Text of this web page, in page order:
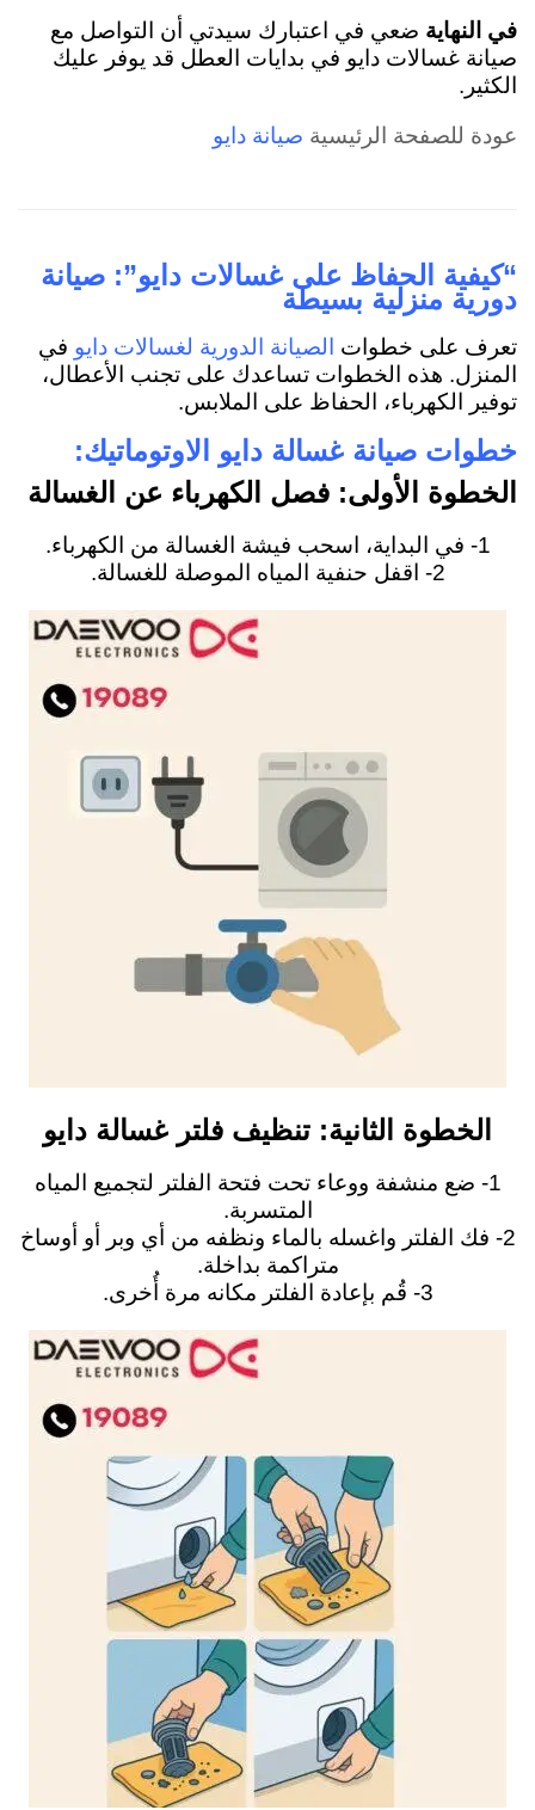
في النهاية ضعي في اعتبارك سيدتي أن التواصل مع
صيانة غسالات دايو في بدايات العطل قد يوفر عليك
الكثير.
عودة للصفحة الرئيسية صيانة دايو
“كيفية الحفاظ على غسالات دايو”: صيانة
دورية منزلية بسيطة
تعرف على خطوات الصيانة الدورية لغسالات دايو في
المنزل. هذه الخطوات تساعدك على تجنب الأعطال،
توفير الكهرباء، الحفاظ على الملابس.
خطوات صيانة غسالة دايو الاوتوماتيك:
الخطوة الأولى: فصل الكهرباء عن الغسالة
1- في البداية، اسحب فيشة الغسالة من الكهرباء.
2- اقفل حنفية المياه الموصلة للغسالة.
الخطوة الثانية: تنظيف فلتر غسالة دايو
1- ضع منشفة ووعاء تحت فتحة الفلتر لتجميع المياه
المتسربة.
2- فك الفلتر واغسله بالماء ونظفه من أي وبر أو أوساخ
متراكمة بداخلة.
3- قُم بإعادة الفلتر مكانه مرة أُخرى.